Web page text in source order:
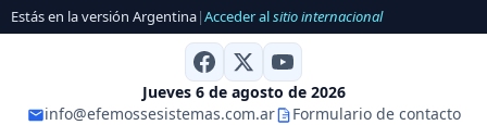
Estás en la versión Argentina|Acceder alsitio internacional
Jueves 6 de agosto de 2026
info@efemossesistemas.com.ar
Formulario de contacto